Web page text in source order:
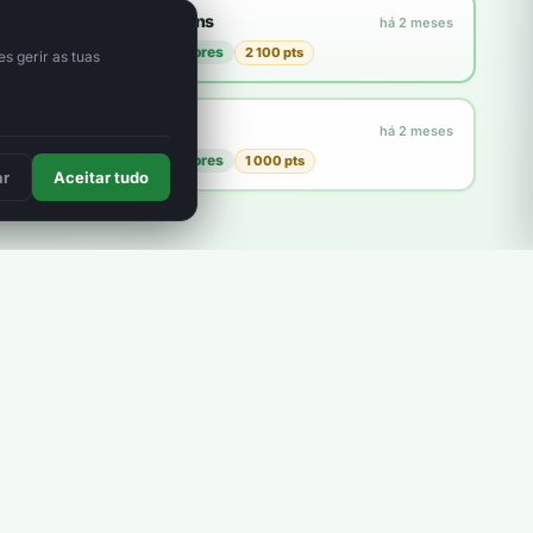
3
Francisco Martins há 2 meses
plantou 21 árvores 2 100 pts
há 2 meses
10 árvores 1 000 pts
gerir as tuas
Aceitar tudo